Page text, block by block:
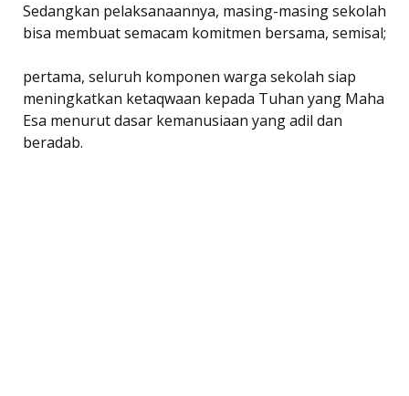
Sedangkan pelaksanaannya, masing-masing sekolah
bisa membuat semacam komitmen bersama, semisal;
pertama, seluruh komponen warga sekolah siap
meningkatkan ketaqwaan kepada Tuhan yang Maha
Esa menurut dasar kemanusiaan yang adil dan
beradab.